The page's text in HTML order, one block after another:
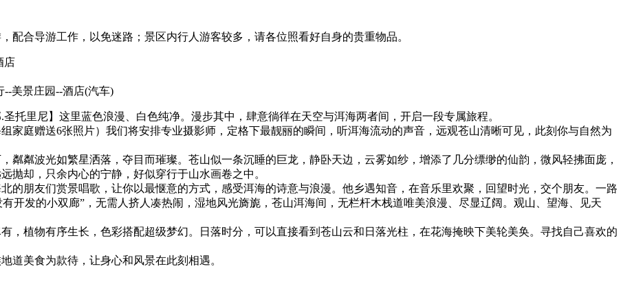
配合导游工作，以免迷路；景区内行人游客较多，请各位照看好自身的贵重物品。
店
--美景庄园--酒店(汽车)
托里尼】这里蓝色浪漫、白色纯净。漫步其中，肆意徜徉在天空与洱海两者间，开启一段专属旅程。
家庭赠送6张照片）我们将安排专业摄影师，定格下最靓丽的瞬间，听洱海流动的声音，远观苍山清晰可见，此刻你与自然为
粼粼波光如繁星洒落，夺目而璀璨。苍山似一条沉睡的巨龙，静卧天边，云雾如纱，增添了几分缥缈的仙韵，微风轻拂面庞，
抛却，只余内心的宁静，好似穿行于山水画卷之中。
的朋友们赏景唱歌，让你以最惬意的方式，感受洱海的诗意与浪漫。他乡遇知音，在音乐里欢聚，回望时光，交个朋友。一路
开发的小双廊”，无需人挤人凑热闹，湿地风光旖旎，苍山洱海间，无栏杆木栈道唯美浪漫、尽显辽阔。观山、望海、见天
，植物有序生长，色彩搭配超级梦幻。日落时分，可以直接看到苍山云和日落光柱，在花海掩映下美轮美奂。寻找自己喜欢的
道美食为款待，让身心和风景在此刻相遇。